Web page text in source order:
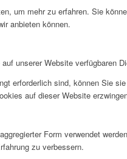
um mehr zu erfahren. Sie
anbieten können.
unserer Website verfügbaren
erforderlich sind, können Sie
auf dieser Website
Form verwendet
zu verbessern.